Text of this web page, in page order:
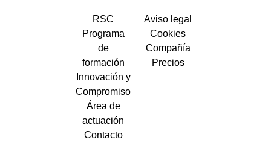
RSC
Programa
de
formación
Innovación y
Compromiso
Área de
actuación
Contacto
Aviso legal
Cookies
Compañía
Precios